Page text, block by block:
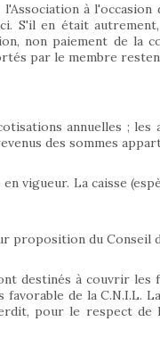
à
S'il en était
non paiement de
par le membre
annuelles ;
des sommes
vigueur. La caisse
proposition du Conseil
destinés à couvrir les
de la C.N.I.L.
pour le respect